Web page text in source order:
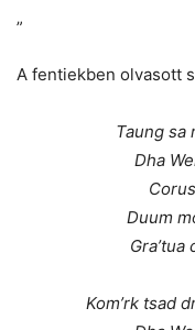
„
A fentiekben olvasott
Taung sa
Dha
Duum
Gra’tua
Kom’rk tsad